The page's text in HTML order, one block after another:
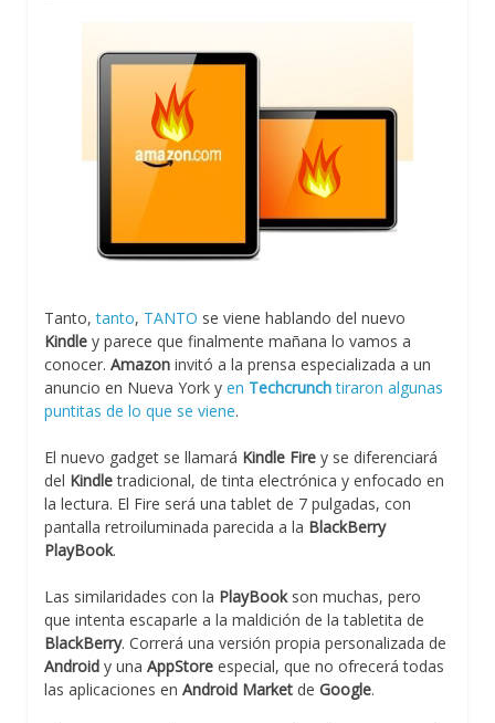
Tanto,tanto, TANTO se viene hablando del nuevo
Kindle y parece que finalmente mañana lo vamos a
conocer. Amazon invitó a la prensa especializada a un
anuncio en Nueva York y en Techcrunchtiraron algunas
puntitas de lo que se viene.
El nuevo gadget se llamará Kindle Fire y se diferenciará
del Kindletradicional, de tinta electrónica y enfocado en
la lectura. El Fire será una tablet de 7 pulgadas, con
pantalla retroiluminada parecida a la BlackBerry
PlayBook.
Las similaridades con la PlayBookson muchas, pero
que intenta escaparle a la maldición de la tabletita de
BlackBerry. Correrá una versión propia personalizada de
Android y una AppStore especial, que no ofrecerá todas
las aplicaciones en Android Market de Google.